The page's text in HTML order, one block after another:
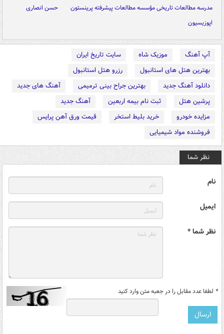
مدرسه مطالعات تاریخی مؤسسه مطالعات پیشرفته پرینستون
حسن انصاری
اپوزیسیون
آپ آهنگ موزیک شاه
سایت تاریخ ایران
بهترین هتل های استانبول
رزرو هتل استانبول
دانلود آهنگ جدید
بهترین جراح بینی ترمیمی
آهنگ های جدید
پرشین هتل
ثبت نام بیمه اربعین
آهنگ جدید
مزایده خودرو
خرید بلیط استخر
قیمت ورق آهن پرایس
فروشنده مواد شیمیایی
نظر شما
نام
ایمیل
نظر شما *
* لطفا عدد مقابل را در جعبه متن وارد کنید